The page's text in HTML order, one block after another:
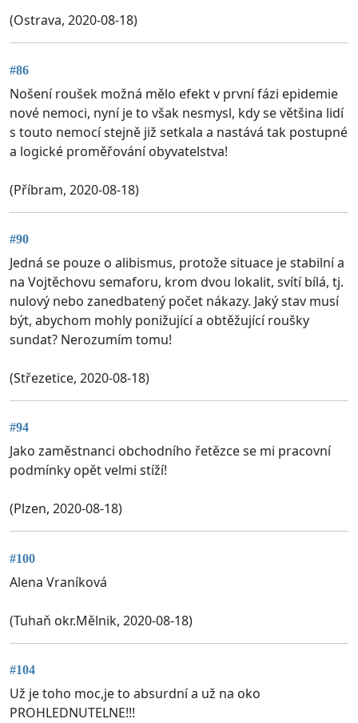
(Ostrava, 2020-08-18)
#86
Nošení roušek možná mělo efekt v první fázi epidemie
nové nemoci, nyní je to však nesmysl, kdy se většina lidí
s touto nemocí stejně již setkala a nastává tak postupné
a logické proměřování obyvatelstva!
(Příbram, 2020-08-18)
#90
Jedná se pouze o alibismus, protože situace je stabilní a
na Vojtěchovu semaforu, krom dvou lokalit, svítí bílá, tj.
nulový nebo zanedbatený počet nákazy. Jaký stav musí
být, abychom mohly ponižující a obtěžující roušky
sundat? Nerozumím tomu!
(Střezetice, 2020-08-18)
#94
Jako zaměstnanci obchodního řetězce se mi pracovní
podmínky opět velmi stíží!
(Plzen, 2020-08-18)
#100
Alena Vraníková
(Tuhaň okr.Mělnik, 2020-08-18)
#104
Už je toho moc,je to absurdní a už na oko
PROHLEDNUTELNE!!!